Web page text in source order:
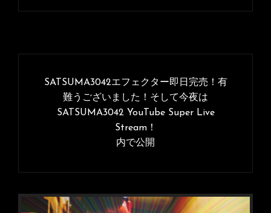
シ
ョ
SATSUMA3042エフェクター即日完売！有
難うございました！そして今夜は
SATSUMA3042 YouTube Super Live
Stream！
内で公開